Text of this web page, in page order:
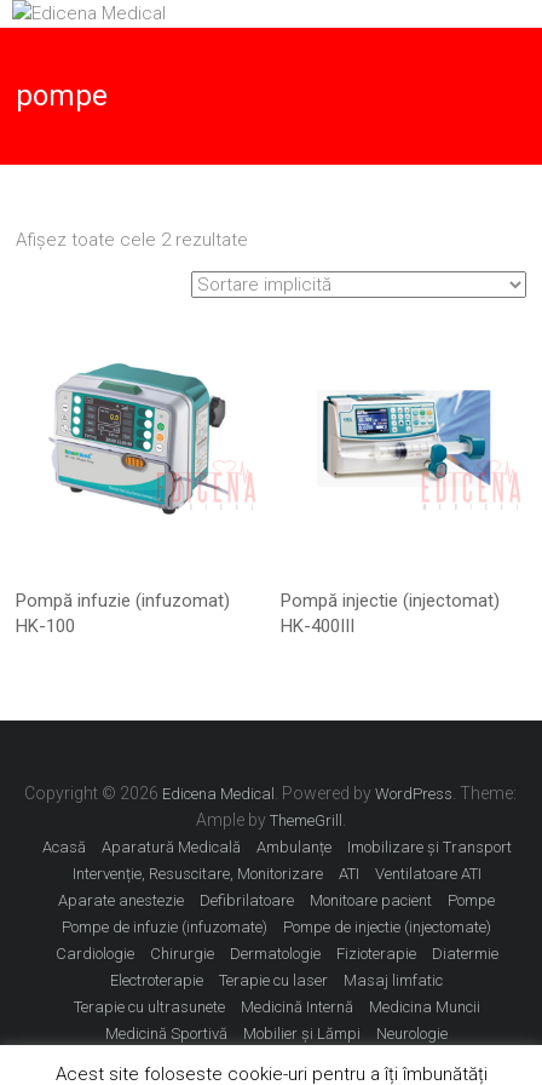
Skip
Medical
pompe
Afișez toate cele 2 rezultate
Pompă infuzie (infuzomat)
HK-100
Pompă injectie (injectomat)
HK-400III
Copyright © 2026 Edicena Medical . Powered byWordPress . Theme:
Ample by ThemeGrill
Acasă Aparatură Medicală Ambulanțe
Imobilizare și Transport
Intervenție, Resuscitare, Monitorizare
ATI
Ventilatoare ATI
Aparate anestezie
Defibrilatoare Monitoare pacient
Pompe
Pompe de infuzie (infuzomate)
Pompe de injectie (injectomate)
Cardiologie
Chirurgie Dermatologie Fizioterapie
Diatermie
Electroterapie
Terapie cu laser
Masaj limfatic
Terapie cu ultrasunete
Medicină Internă
Medicina Muncii
Medicină Sportivă
Mobilier și Lămpi
Neurologie
Acest site foloseste cookie-uri pentru a îți îmbunătăți